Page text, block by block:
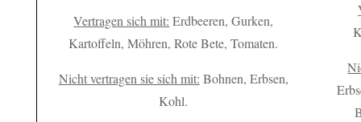
Vertragen sich mit: Erdbeeren, Gurken,
Kartoffeln, Möhren, Rote Bete, Tomaten.
Nicht vertragen sie sich mit: Bohnen, Erbsen,
Kohl.